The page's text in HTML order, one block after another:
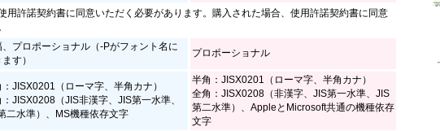
用許諾契約書に同意いただく必要があります。購入された場合、使用許諾契約書に同意
、プロポーショナル（-Pがフォント名に
す）
プロポーショナル
JISX0201（ローマ字、半角カナ）
JISX0208（JIS非漢字、JIS第一水準、
二水準）、MS機種依存文字
半角：JISX0201（ローマ字、半角カナ）
全角：JISX0208（非漢字、JIS第一水準、JIS
第二水準）、AppleとMicrosoft共通の機種依存
文字